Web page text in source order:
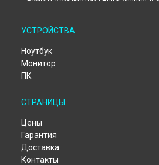
Ремонт компьютера Black Warrior V
Казани
Ремонт компьютера Black Warrior V
Москве
Ремонт компьютера Black Warrior V
Санкт-Петербурге
УСТРОЙСТВА
Ноутбук
Монитор
ПК
СТРАНИЦЫ
Цены
Гарантия
Доставка
Контакты